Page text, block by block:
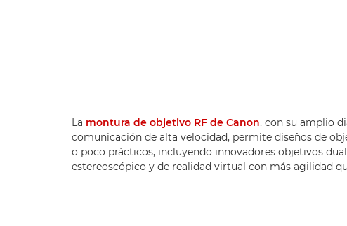
La montura de objetivo RF de Canon, con su amplio
comunicación de alta velocidad, permite diseños de
o poco prácticos, incluyendo innovadores objetivos
estereoscópico y de realidad virtual con más agilidad